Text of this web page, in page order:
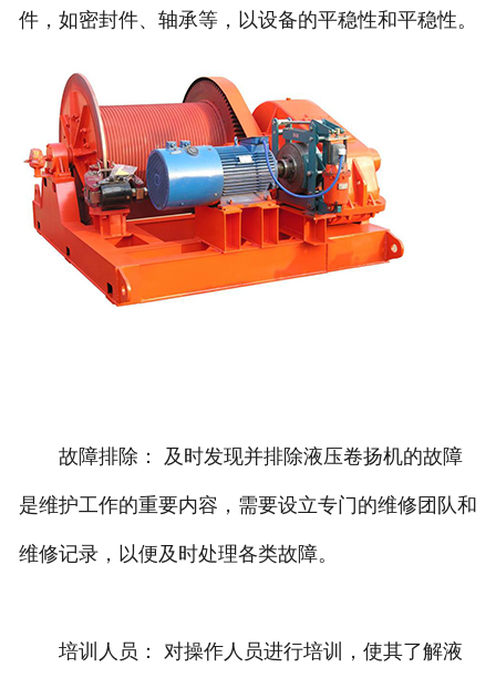
件，如密封件、轴承等，以设备的平稳性和平稳性。
故障排除： 及时发现并排除液压卷扬机的故障
是维护工作的重要内容，需要设立专门的维修团队和
维修记录，以便及时处理各类故障。
培训人员： 对操作人员进行培训，使其了解液